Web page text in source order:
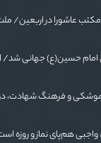
عاشورا در اربعین/ ملت
امام حسین(ع) جهانی شد/
موشکی و فرهنگ شهادت، دو
واجبی هم‌پای نماز و روزه